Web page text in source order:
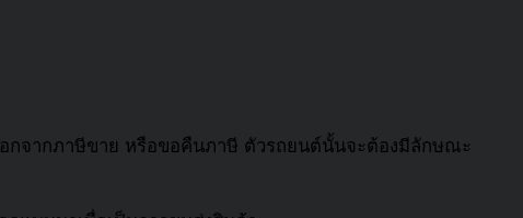
กจากภาษีขาย หรือขอคืนภาษี ตัวรถยนต์นั้นจะต้องมีลักษณะ